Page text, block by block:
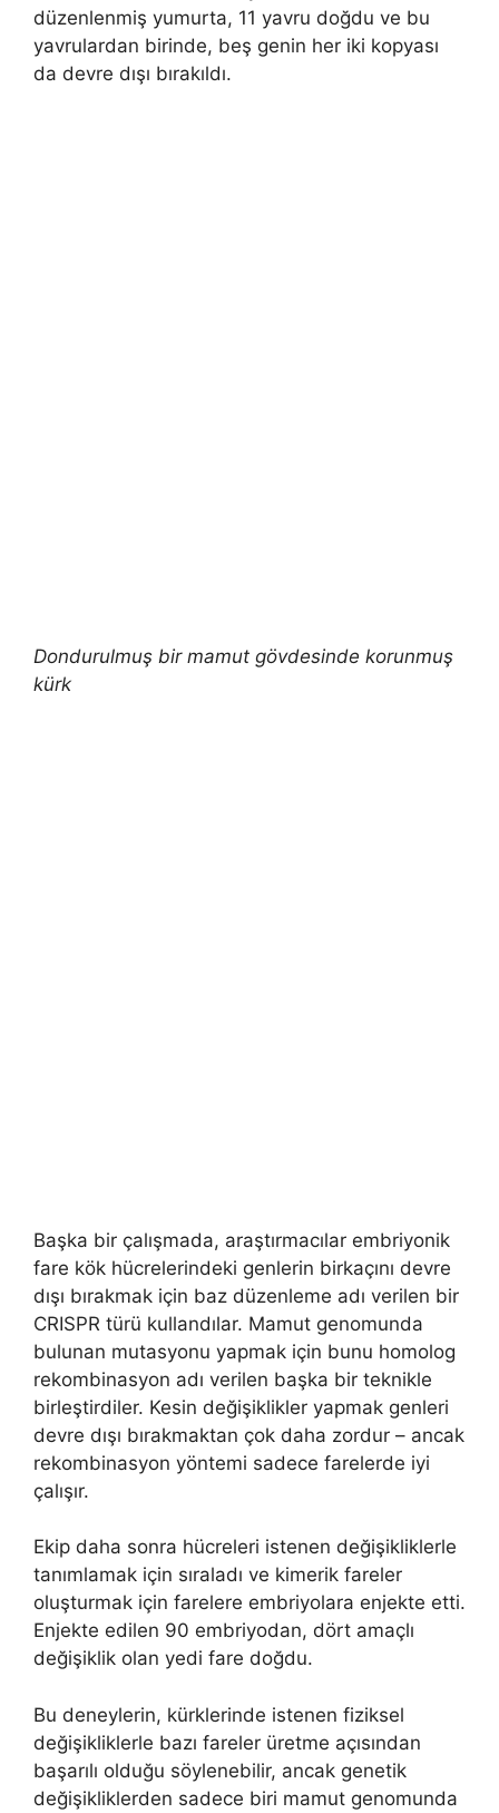
düzenlenmiş yumurta, 11 yavru doğdu ve bu
yavrulardan birinde, beş genin her iki kopyası
da devre dışı bırakıldı.
Dondurulmuş bir mamut gövdesinde korunmuş
kürk
Başka bir çalışmada, araştırmacılar embriyonik
fare kök hücrelerindeki genlerin birkaçını devre
dışı bırakmak için baz düzenleme adı verilen bir
CRISPR türü kullandılar. Mamut genomunda
bulunan mutasyonu yapmak için bunu homolog
rekombinasyon adı verilen başka bir teknikle
birleştirdiler. Kesin değişiklikler yapmak genleri
devre dışı bırakmaktan çok daha zordur – ancak
rekombinasyon yöntemi sadece farelerde iyi
çalışır.
Ekip daha sonra hücreleri istenen değişikliklerle
tanımlamak için sıraladı ve kimerik fareler
oluşturmak için farelere embriyolara enjekte etti.
Enjekte edilen 90 embriyodan, dört amaçlı
değişiklik olan yedi fare doğdu.
Bu deneylerin, kürklerinde istenen fiziksel
değişikliklerle bazı fareler üretme açısından
başarılı olduğu söylenebilir, ancak genetik
değişikliklerden sadece biri mamut genomunda